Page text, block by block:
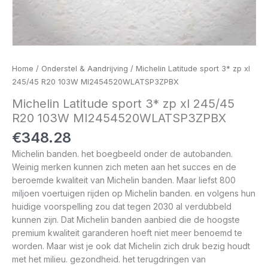
Home / Onderstel & Aandrijving / Michelin Latitude sport 3* zp xl
245/45 R20 103W MI2454520WLATSP3ZPBX
Michelin Latitude sport 3* zp xl 245/45
R20 103W MI2454520WLATSP3ZPBX
€348.28
Michelin banden. het boegbeeld onder de autobanden.
Weinig merken kunnen zich meten aan het succes en de
beroemde kwaliteit van Michelin banden. Maar liefst 800
miljoen voertuigen rijden op Michelin banden. en volgens hun
huidige voorspelling zou dat tegen 2030 al verdubbeld
kunnen zijn. Dat Michelin banden aanbied die de hoogste
premium kwaliteit garanderen hoeft niet meer benoemd te
worden. Maar wist je ook dat Michelin zich druk bezig houdt
met het milieu. gezondheid. het terugdringen van